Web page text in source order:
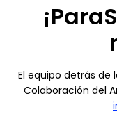
El equipo detrás de
Colaboración del